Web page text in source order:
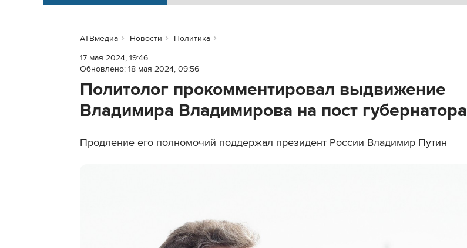
АТВмедиа Новости
Политика
17 мая 2024, 19:46
Обновлено: 18 мая 2024, 09:56
Политолог прокомментировал выдвижение
Владимира Владимирова на пост губернатора
Продление его полномочий поддержал президент России Владимир Путин